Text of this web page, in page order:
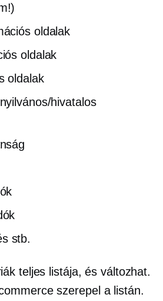
oldalak
oldalak
oldalak
hivatalos
stb.
teljes listája, és változhat.
szerepel a listán.